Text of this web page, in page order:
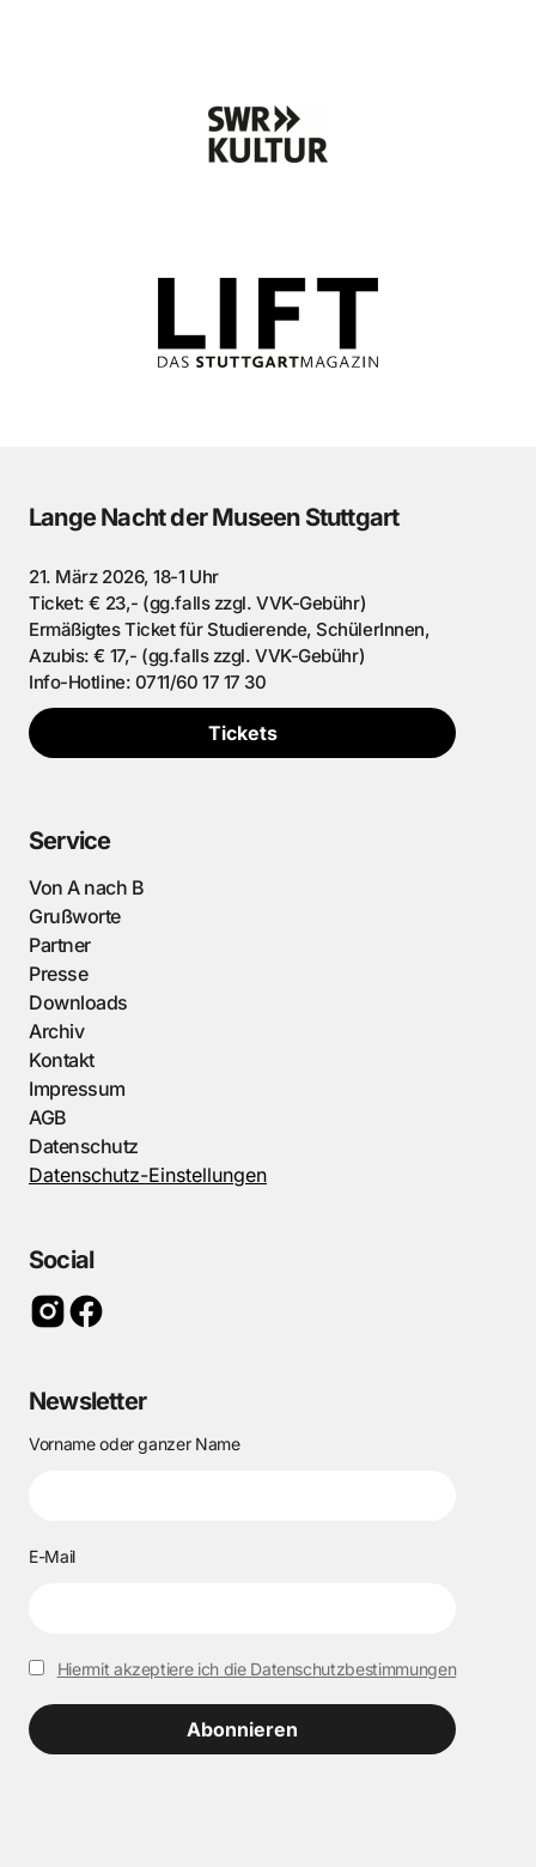
Lange Nacht der Museen Stuttgart
21. März 2026, 18-1 Uhr
Ticket: € 23,- (gg.falls zzgl. VVK-Gebühr)
Ermäßigtes Ticket für Studierende, SchülerInnen,
Azubis: € 17,- (gg.falls zzgl. VVK-Gebühr)
Info-Hotline: 0711/60 17 17 30
Tickets
Service
Von A nach B
Grußworte
Partner
Presse
Downloads
Archiv
Kontakt
Impressum
AGB
Datenschutz
Datenschutz-Einstellungen
Social
Newsletter
Vorname oder ganzer Name
E-Mail
Hiermit akzeptiere ich die Datenschutzbestimmungen